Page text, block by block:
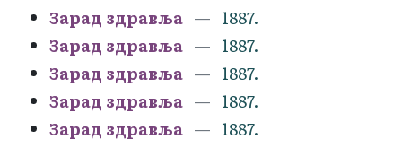
Зарад здравља
1887.
Зарад здравља
1887.
Зарад здравља
1887.
Зарад здравља
1887.
Зарад здравља
1887.